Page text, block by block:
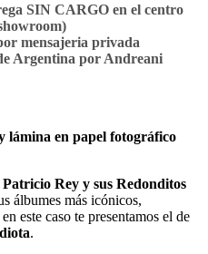
SIN CARGO en el centro
mensajeria privada
Argentina por Andreani
lámina en papel fotográfico
Rey y sus Redonditos
álbumes más icónicos,
este caso te presentamos el de
.